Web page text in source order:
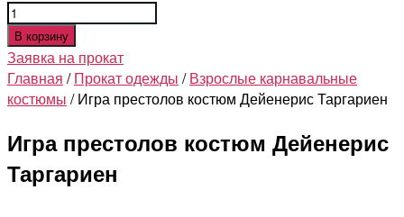
Количество
товара
Игра
престолов
костюм
Таргариен
В корзину
Заявка на прокат
Главная /Прокат одежды /Взрослые карнавальные
костюмы / Игра престолов костюм Дейенерис Таргариен
Игра престолов костюм Дейенерис
Таргариен